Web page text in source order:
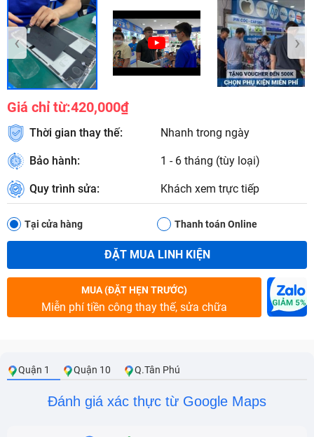
‹ ›
Giá chỉ từ:420,000₫
Thời gian thay thế: Nhanh trong ngày
Bảo hành: 1 - 6 tháng (tùy loại)
Quy trình sửa: Khách xem trực tiếp
Tại cửa hàng Thanh toán Online
ĐẶT MUA LINH KIỆN
MUA (ĐẶT HẸN TRƯỚC)
Miễn phí tiền công thay thế, sửa chữa
Quận 1 Quận 10 Q.Tân Phú
Đánh giá xác thực từ Google Maps